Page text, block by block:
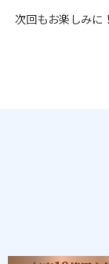
次回もお楽しみに！